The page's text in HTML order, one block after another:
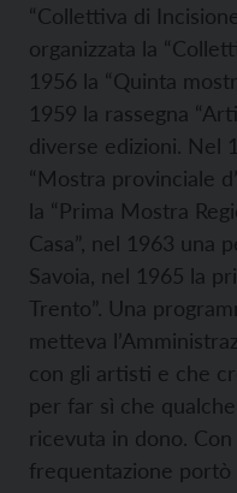
“Collettiva di
organizzata la
1956 la “Quinta
1959 la rassegna
diverse edizioni. Nel
“Mostra provinciale
la “Prima Mostra
Casa”, nel 1963 una
Savoia, nel 1965 la
Trento”. Una
metteva
con gli artisti e che
per far sì che
ricevuta in dono.
frequentazione